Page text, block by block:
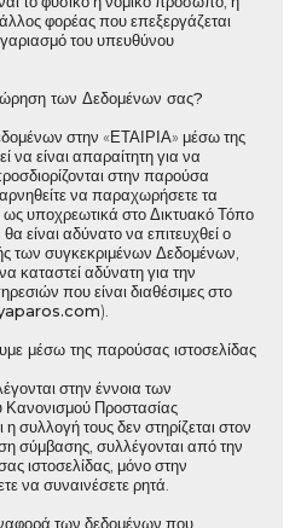
φορέας που επεξεργάζεται
του υπευθύνου
των Δεδομένων σας?
στην «ΕΤΑΙΡΙΑ» μέσω της
να είναι απαραίτητη για να
στην παρούσα
να παραχωρήσετε τα
ως υποχρεωτικά στο Δικτυακό Τόπο
θα είναι αδύνατο να επιτευχθεί ο
των συγκεκριμένων Δεδομένων,
καταστεί αδύνατη για την
που είναι διαθέσιμες στο
).
μέσω της παρούσας ιστοσελίδας
στην έννοια των
Προστασίας
τους δεν στηρίζεται στον
σύμβασης, συλλέγονται από την
ιστοσελίδας, μόνο στην
να συναινέσετε ρητά.
των δεδομένων που